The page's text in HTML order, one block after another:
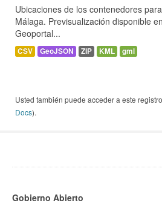
Ubicaciones de los contenedores
Málaga. Previsualización disponible
Geoportal...
CSV GeoJSON ZIP KML gml
Usted también puede acceder a este
Docs).
Gobierno Abierto